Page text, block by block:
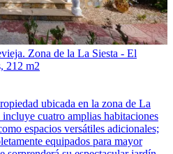
Zona de la La Siesta - El
212 m2
ubicada en la zona de La
cuatro amplias habitaciones
espacios versátiles adicionales;
equipados para mayor